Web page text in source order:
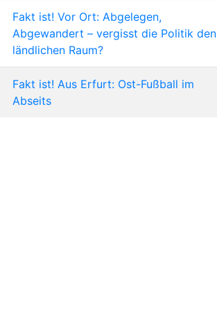
Fakt ist! Vor Ort: Abgelegen,
Abgewandert – vergisst die Politik den
ländlichen Raum?
Fakt ist! Aus Erfurt: Ost-Fußball im
Abseits